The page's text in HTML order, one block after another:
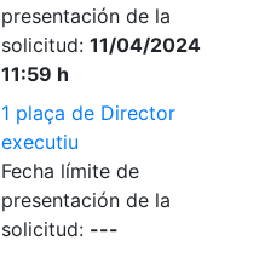
presentación de la
solicitud: 11/04/2024
11:59 h
1 plaça de Director
executiu
Fecha límite de
presentación de la
solicitud: ---